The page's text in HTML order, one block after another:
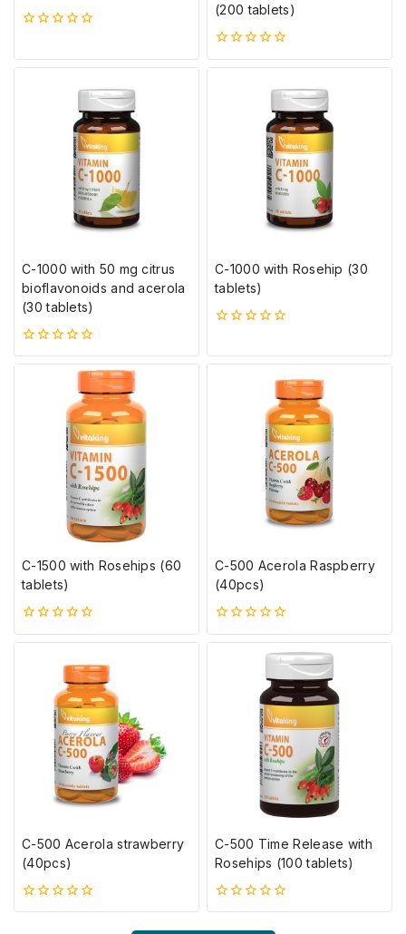
ből
(200 tablets)
0
5-
C-1000 with 50 mg citrus
bioflavonoids and acerola
(30 tablets)
0
5-
C-1000 with Rosehip (30
tablets)
ből
C-1500 with Rosehips (60
tablets)
0
5-
C-500 Acerola Raspberry
(40pcs)
0
5-
C-500 Acerola strawberry
(40pcs)
0
C-500 Time Release with
Rosehips (100 tablets)
0